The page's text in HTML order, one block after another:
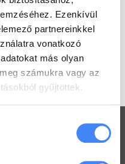
Ezenkívül
partnereinkkel
vonatkozó
más olyan
számukra vagy az
gyűjtöttek.
Google
és
Jelenleg
cégként csak mi
Google for
Google Workspace